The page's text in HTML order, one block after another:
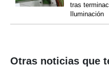
tras
Iluminación
Otras noticias que